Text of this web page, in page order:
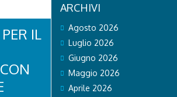
IL
ARCHIVI
Agosto 2026
Luglio 2026
Giugno 2026
Maggio 2026
Aprile 2026